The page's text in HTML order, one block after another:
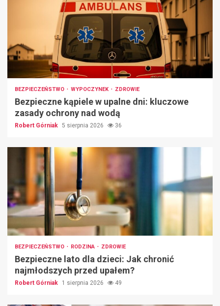
BEZPIECZEŃSTWO WYPOCZYNEK ZDROWIE
Bezpieczne kąpiele w upalne dni: kluczowe
zasady ochrony nad wodą
Robert Górniak 5 sierpnia 2026 36
BEZPIECZEŃSTWO RODZINA ZDROWIE
Bezpieczne lato dla dzieci: Jak chronić
najmłodszych przed upałem?
Robert Górniak 1 sierpnia 2026 49